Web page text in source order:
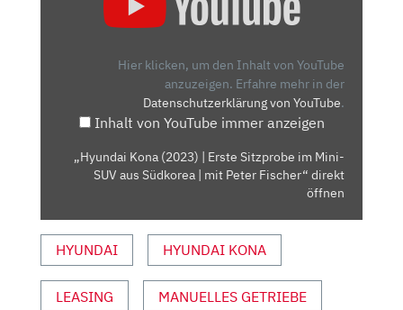
MIT
PETER
FISCHER“
VON
Hier klicken, um den Inhalt von YouTube
anzuzeigen. Erfahre mehr in der
Datenschutzerklärung von YouTube.
Inhalt von YouTube immer anzeigen
„Hyundai Kona (2023) | Erste Sitzprobe im Mini-
SUV aus Südkorea | mit Peter Fischer“ direkt
öffnen
HYUNDAI HYUNDAI KONA
LEASING MANUELLES GETRIEBE